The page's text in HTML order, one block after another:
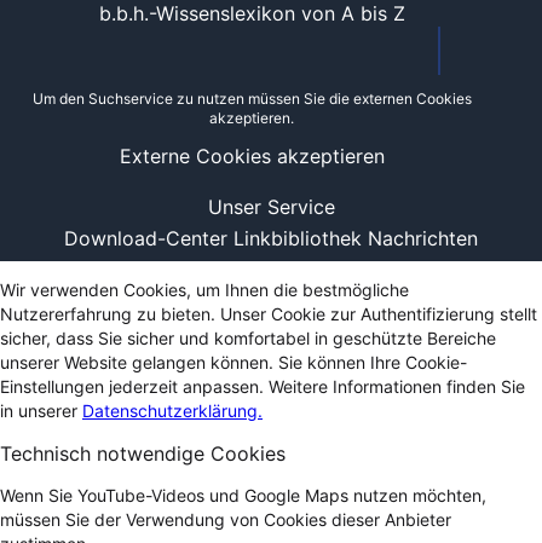
Unser Service
Download-Center Linkbibliothek Nachrichten
b.b.h.-Wissenslexikon von A bis Z
Um den Suchservice zu nutzen müssen Sie die externen Cookies
akzeptieren.
Externe Cookies akzeptieren
Wir verwenden Cookies, um Ihnen die bestmögliche
Nutzererfahrung zu bieten. Unser Cookie zur Authentifizierung stellt
sicher, dass Sie sicher und komfortabel in geschützte Bereiche
unserer Website gelangen können. Sie können Ihre Cookie-
Einstellungen jederzeit anpassen. Weitere Informationen finden Sie
in unserer Datenschutzerklärung.
Technisch notwendige Cookies
Wenn Sie YouTube-Videos und Google Maps nutzen möchten,
müssen Sie der Verwendung von Cookies dieser Anbieter